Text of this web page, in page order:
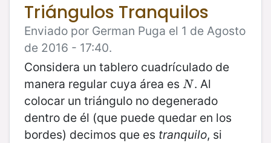
Triángulos Tranquilos
Enviado por German Puga el 1 de Agosto
de 2016 - 17:40.
Considera un tablero cuadrículado de
manera regular cuya área es N
N. Al
colocar un triángulo no degenerado
dentro de él (que puede quedar en los
bordes) decimos que es tranquilo, si